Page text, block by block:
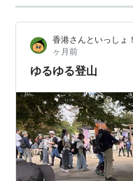
香港さんといっしょ
ヶ月前
ゆるゆる登山